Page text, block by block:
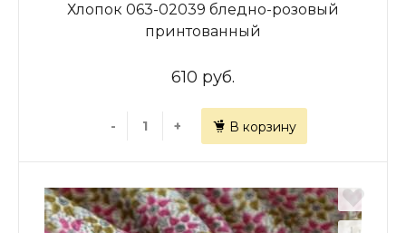
Хлопок 063-02039 бледно-розовый
принтованный
610 руб.
- + В корзину